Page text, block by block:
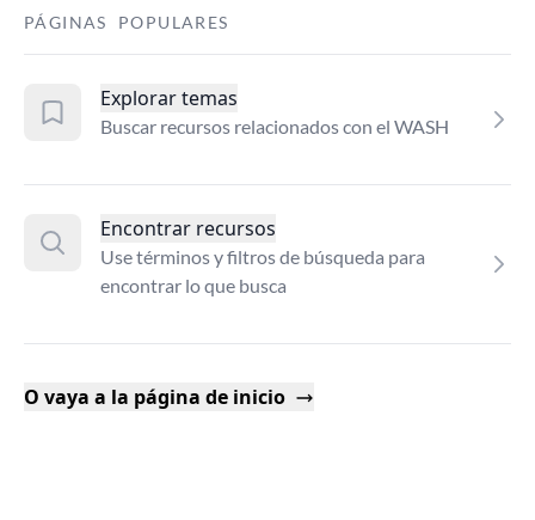
PÁGINAS POPULARES
Explorar temas
Buscar recursos relacionados con el WASH
Encontrar recursos
Use términos y filtros de búsqueda para
encontrar lo que busca
O vaya a la página de inicio